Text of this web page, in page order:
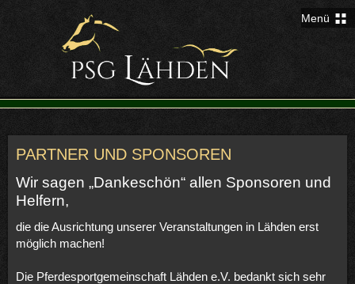
Menü
PARTNER UND SPONSOREN
Wir sagen „Dankeschön“ allen Sponsoren und
Helfern,
die die Ausrichtung unserer Veranstaltungen in Lähden erst
möglich machen!
Die Pferdesportgemeinschaft Lähden e.V. bedankt sich sehr